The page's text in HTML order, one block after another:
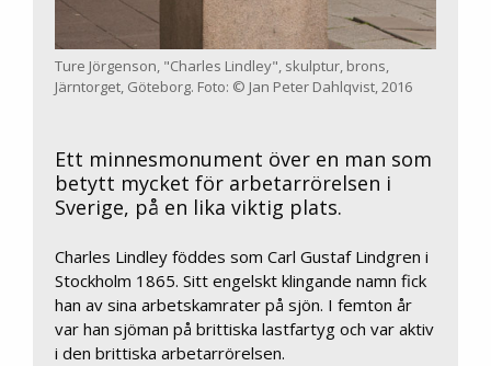
Ture Jörgenson, "Charles Lindley", skulptur, brons,
Järntorget, Göteborg. Foto: © Jan Peter Dahlqvist, 2016
Ett minnesmonument över en man som
betytt mycket för arbetarrörelsen i
Sverige, på en lika viktig plats.
Charles Lindley föddes som Carl Gustaf Lindgren i
Stockholm 1865. Sitt engelskt klingande namn fick
han av sina arbetskamrater på sjön. I femton år
var han sjöman på brittiska lastfartyg och var aktiv
i den brittiska arbetarrörelsen.